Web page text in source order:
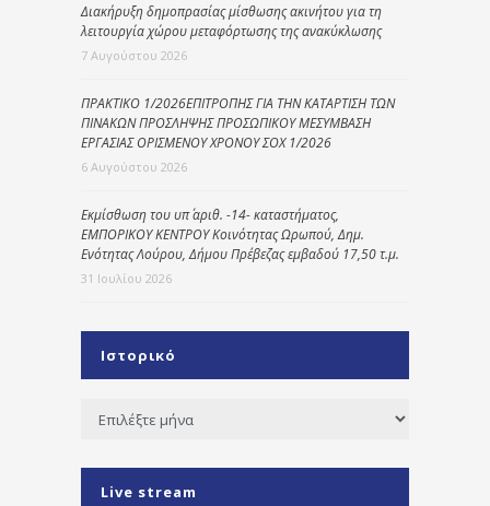
Διακήρυξη δημοπρασίας μίσθωσης ακινήτου για τη
λειτουργία χώρου μεταφόρτωσης της ανακύκλωσης
7 Αυγούστου 2026
ΠΡΑΚΤΙΚΟ 1/2026ΕΠΙΤΡΟΠΗΣ ΓΙΑ ΤΗΝ ΚΑΤΑΡΤΙΣΗ ΤΩΝ
ΠΙΝΑΚΩΝ ΠΡΟΣΛΗΨΗΣ ΠΡΟΣΩΠΙΚΟΥ ΜΕΣΥΜΒΑΣΗ
ΕΡΓΑΣΙΑΣ ΟΡΙΣΜΕΝΟΥ ΧΡΟΝΟΥ ΣΟΧ 1/2026
6 Αυγούστου 2026
Εκμίσθωση του υπ΄ αριθ. -14- καταστήματος,
ΕΜΠΟΡΙΚΟΥ ΚΕΝΤΡΟΥ Κοινότητας Ωρωπού, Δημ.
Ενότητας Λούρου, Δήμου Πρέβεζας εμβαδού 17,50 τ.μ.
31 Ιουλίου 2026
Ιστορικό
Ιστορικό
Live stream